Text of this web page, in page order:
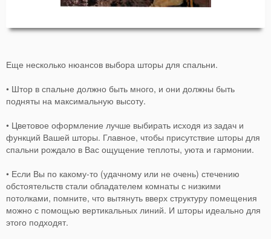
Еще несколько нюансов выбора шторы для спальни.
• Штор в спальне должно быть много, и они должны быть
подняты на максимальную высоту.
• Цветовое оформление лучше выбирать исходя из задач и
функций Вашей шторы. Главное, чтобы присутствие шторы для
спальни рождало в Вас ощущение теплоты, уюта и гармонии.
• Если Вы по какому-то (удачному или не очень) стечению
обстоятельств стали обладателем комнаты с низкими
потолками, помните, что вытянуть вверх структуру помещения
можно с помощью вертикальных линий. И шторы идеально для
этого подходят.